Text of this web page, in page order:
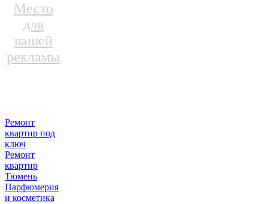
Место
для
вашей
рекламы
Ремонт
квартир под
ключ
Ремонт
квартир
Тюмень
Парфюмерия
и косметика